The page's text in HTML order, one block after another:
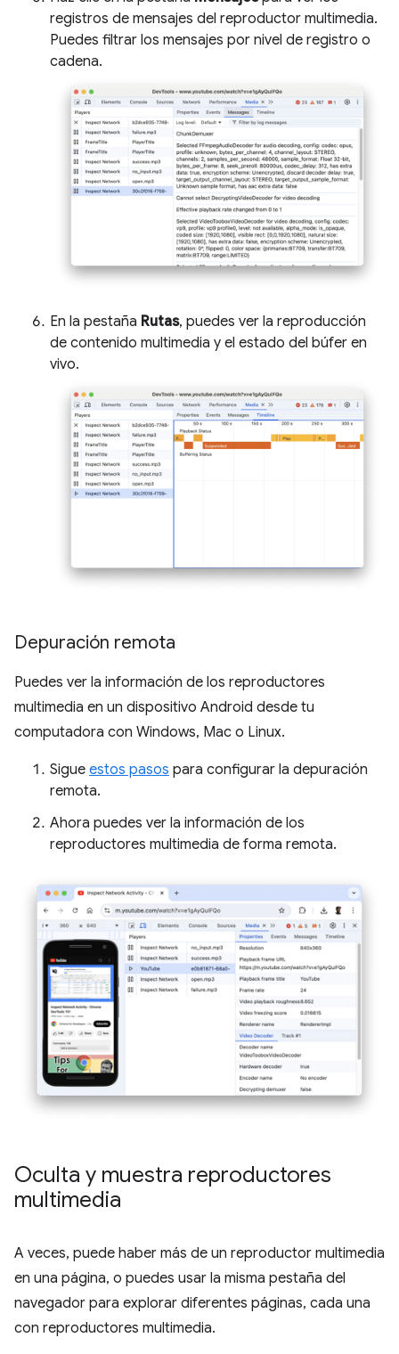
registros de mensajes del reproductor multimedia.
Puedes filtrar los mensajes por nivel de registro o
cadena.
En la pestaña Rutas, puedes ver la reproducción
de contenido multimedia y el estado del búfer en
vivo.
Depuración remota
Puedes ver la información de los reproductores
multimedia en un dispositivo Android desde tu
computadora con Windows, Mac o Linux.
Sigue estos pasos para configurar la depuración
remota.
Ahora puedes ver la información de los
reproductores multimedia de forma remota.
Oculta y muestra reproductores
multimedia
A veces, puede haber más de un reproductor multimedia
en una página, o puedes usar la misma pestaña del
navegador para explorar diferentes páginas, cada una
con reproductores multimedia.